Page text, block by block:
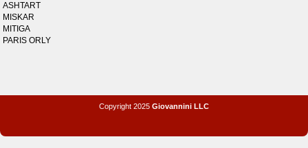
ASHTART
MISKAR
MITIGA
PARIS ORLY
Copyright 2025 Giovannini LLC